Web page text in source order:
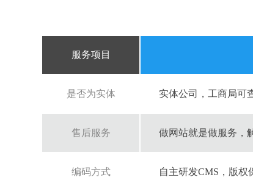
服务项目
是否为实体 实体公司，工商局可
售后服务 做网站就是做服务，
编码方式 自主研发CMS，版权